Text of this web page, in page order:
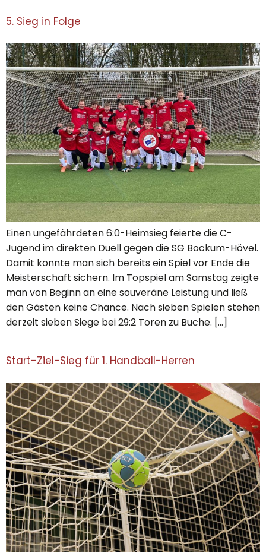
5. Sieg in Folge
Einen ungefährdeten 6:0-Heimsieg feierte die C-
Jugend im direkten Duell gegen die SG Bockum-Hövel.
Damit konnte man sich bereits ein Spiel vor Ende die
Meisterschaft sichern. Im Topspiel am Samstag zeigte
man von Beginn an eine souveräne Leistung und ließ
den Gästen keine Chance. Nach sieben Spielen stehen
derzeit sieben Siege bei 29:2 Toren zu Buche. […]
Start-Ziel-Sieg für 1. Handball-Herren